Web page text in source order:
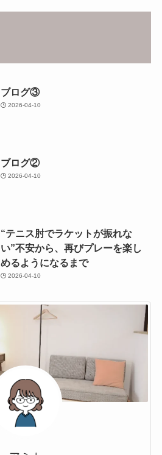
ブログ③
2026-04-10
ブログ②
2026-04-10
“テニス肘でラケットが振れな
い”不安から、再びプレーを楽し
めるようになるまで
2026-04-10